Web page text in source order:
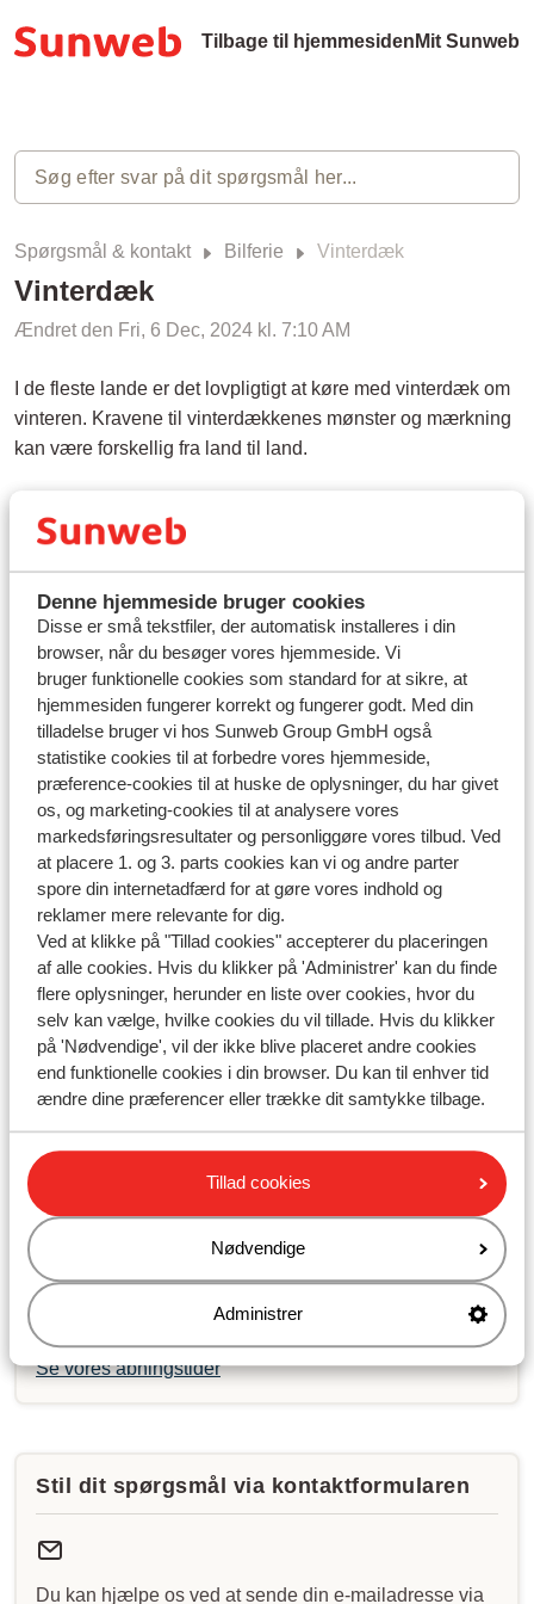
Denne hjemmeside bruger cookies
Disse er små tekstfiler, der automatisk installeres i din
browser, når du besøger vores hjemmeside. Vi
bruger funktionelle cookies som standard for at sikre, at
hjemmesiden fungerer korrekt og fungerer godt. Med din
tilladelse bruger vi hos Sunweb Group GmbH også
statistike cookies til at forbedre vores hjemmeside,
præference-cookies til at huske de oplysninger, du har givet
os, og marketing-cookies til at analysere vores
markedsføringsresultater og personliggøre vores tilbud. Ved
at placere 1. og 3. parts cookies kan vi og andre parter
spore din internetadfærd for at gøre vores indhold og
reklamer mere relevante for dig.
Ved at klikke på "Tillad cookies" accepterer du placeringen
af alle cookies. Hvis du klikker på 'Administrer' kan du finde
flere oplysninger, herunder en liste over cookies, hvor du
selv kan vælge, hvilke cookies du vil tillade. Hvis du klikker
på 'Nødvendige', vil der ikke blive placeret andre cookies
end funktionelle cookies i din browser. Du kan til enhver tid
ændre dine præferencer eller trække dit samtykke tilbage.
Tillad cookies
Nødvendige
Administrer
Tilbage til hjemmesiden Mit Sunweb
Spørgsmål & kontakt Bilferie Vinterdæk
Vinterdæk
Ændret den Fri, 6 Dec, 2024 kl. 7:10 AM
I de fleste lande er det lovpligtigt at køre med vinterdæk om
vinteren. Kravene til vinterdækkenes mønster og mærkning
kan være forskellig fra land til land.
FDMs hjemmeside.
Spørgsmål om det samme emne
Betalingsveje og mærkat/vignette
Refleksveste og advarselstrekant
Snekæder
Har du fundet svaret?
Skriv til os på WhatsApp!
Send os en besked på WhatsApp til telefonnummer
+4589883389. Du kan også ringe til os på det samme
nummer. Vi har meget travlt lige nu, og du kan derfor
opleve lang ventetid.
Åbningstider:
Mandag til fredag: 09:00-16:30
Lørdag: 10:00-15:00
Se vores åbningstider
Stil dit spørgsmål via kontaktformularen
Du kan hjælpe os ved at sende din e-mailadresse via